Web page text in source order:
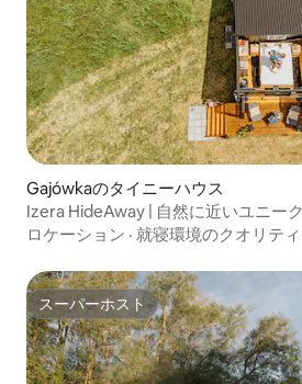
Gajówkaのタイニーハウス
Izera HideAway | 自然に近いユニー
ロケーション · 就寝環境のクオリティ
スーパーホスト
スーパーホスト